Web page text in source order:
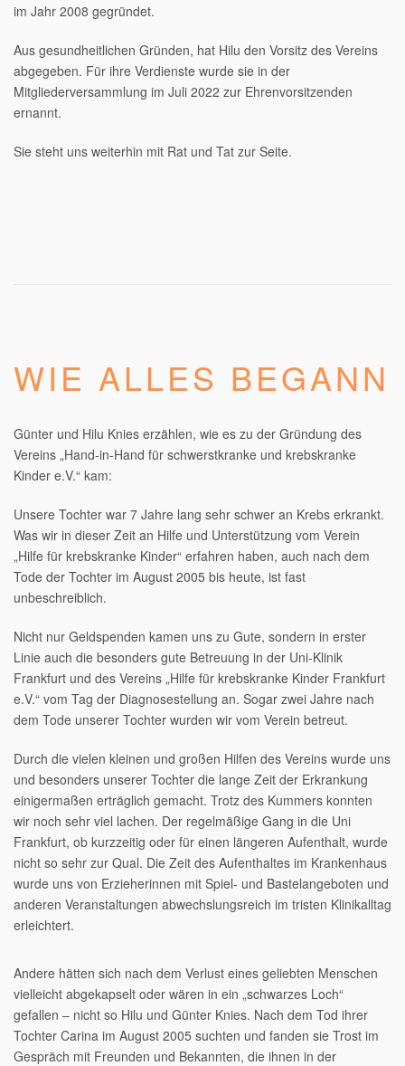
im Jahr 2008 gegründet.
Aus gesundheitlichen Gründen, hat Hilu den Vorsitz des Vereins
abgegeben. Für ihre Verdienste wurde sie in der
Mitgliederversammlung im Juli 2022 zur Ehrenvorsitzenden
ernannt.
Sie steht uns weiterhin mit Rat und Tat zur Seite.
WIE ALLES BEGANN
Günter und Hilu Knies erzählen, wie es zu der Gründung des
Vereins „Hand-in-Hand für schwerstkranke und krebskranke
Kinder e.V.“ kam:
Unsere Tochter war 7 Jahre lang sehr schwer an Krebs erkrankt.
Was wir in dieser Zeit an Hilfe und Unterstützung vom Verein
„Hilfe für krebskranke Kinder“ erfahren haben, auch nach dem
Tode der Tochter im August 2005 bis heute, ist fast
unbeschreiblich.
Nicht nur Geldspenden kamen uns zu Gute, sondern in erster
Linie auch die besonders gute Betreuung in der Uni-Klinik
Frankfurt und des Vereins „Hilfe für krebskranke Kinder Frankfurt
e.V.“ vom Tag der Diagnosestellung an. Sogar zwei Jahre nach
dem Tode unserer Tochter wurden wir vom Verein betreut.
Durch die vielen kleinen und großen Hilfen des Vereins wurde uns
und besonders unserer Tochter die lange Zeit der Erkrankung
einigermaßen erträglich gemacht. Trotz des Kummers konnten
wir noch sehr viel lachen. Der regelmäßige Gang in die Uni
Frankfurt, ob kurzzeitig oder für einen längeren Aufenthalt, wurde
nicht so sehr zur Qual. Die Zeit des Aufenthaltes im Krankenhaus
wurde uns von Erzieherinnen mit Spiel- und Bastelangeboten und
anderen Veranstaltungen abwechslungsreich im tristen Klinikalltag
erleichtert.
Andere hätten sich nach dem Verlust eines geliebten Menschen
vielleicht abgekapselt oder wären in ein „schwarzes Loch“
gefallen – nicht so Hilu und Günter Knies. Nach dem Tod ihrer
Tochter Carina im August 2005 suchten und fanden sie Trost im
Gespräch mit Freunden und Bekannten, die ihnen in der